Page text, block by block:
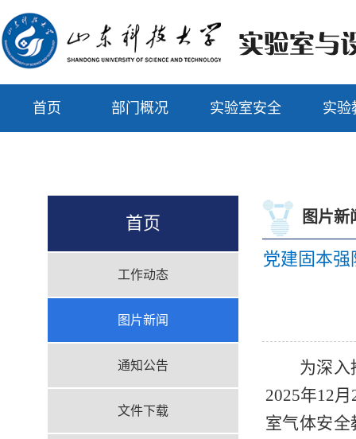
首页 部门概况 实验室安全 实验
首页
工作动态
图片新闻
通知公告
文件下载
图片新
党建固本
为深入
2025年12
室气体安